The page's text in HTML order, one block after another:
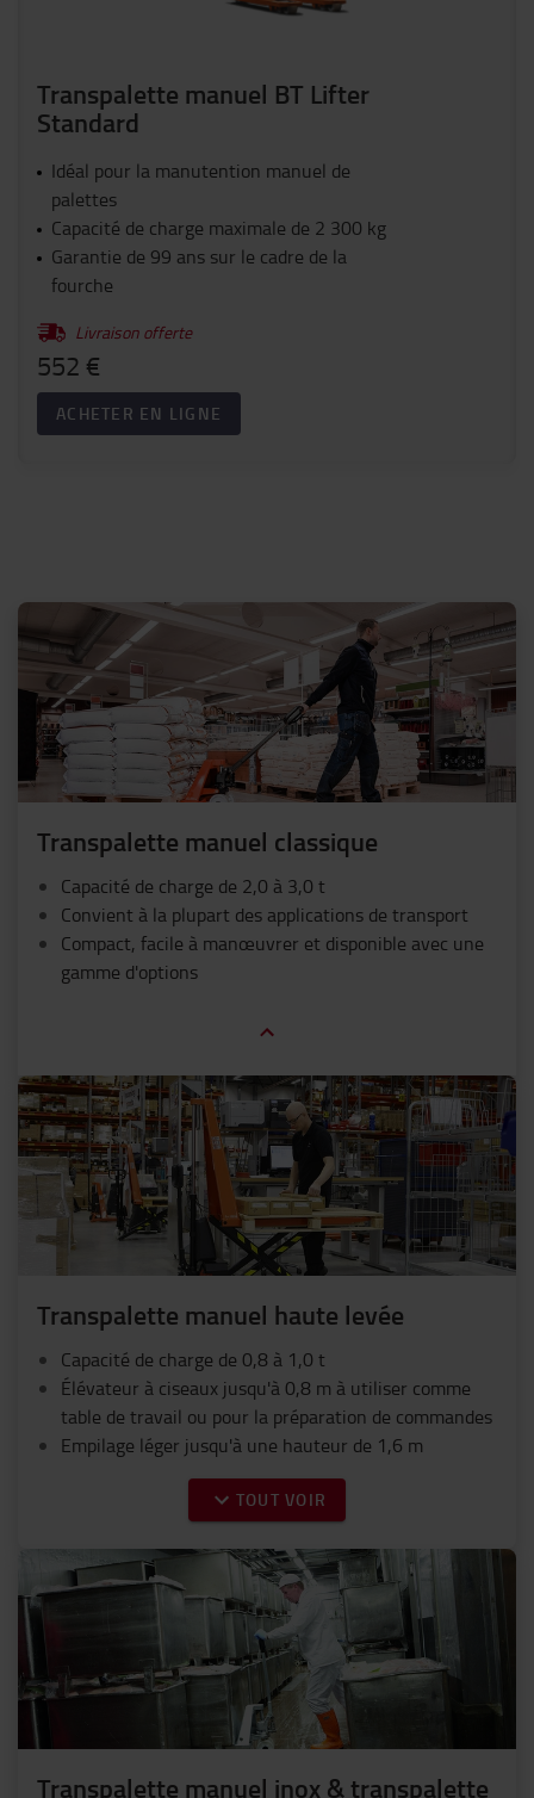
Transpalette manuel BT Lifter
Standard
Idéal pour la manutention manuel de
palettes
Capacité de charge maximale de 2 300 kg
Garantie de 99 ans sur le cadre de la
fourche
Livraison offerte
552 €
ACHETER EN LIGNE
Transpalette manuel classique
Capacité de charge de 2,0 à 3,0 t
Convient à la plupart des applications de transport
Compact, facile à manœuvrer et disponible avec une
gamme d'options
Transpalette manuel haute levée
Capacité de charge de 0,8 à 1,0 t
Élévateur à ciseaux jusqu'à 0,8 m à utiliser comme
table de travail ou pour la préparation de commandes
Empilage léger jusqu'à une hauteur de 1,6 m
TOUT VOIR
Transpalette manuel inox & transpalette